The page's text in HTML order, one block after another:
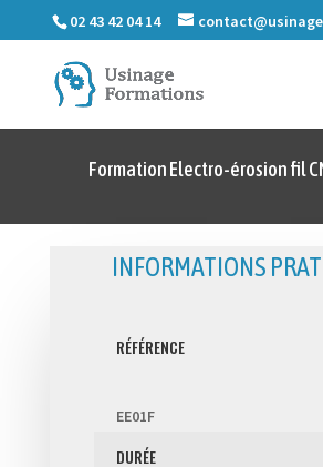
02 43 42 04 14
Formation Electro-érosion fil
INFORMATIONS
RÉFÉRENCE
EE01F
DURÉE